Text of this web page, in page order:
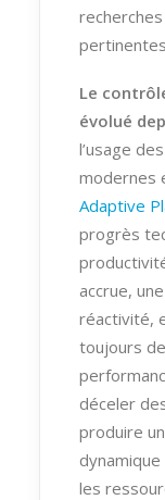
Le
évolué
l’usage
modernes
Adaptive
progrès
accrue,
réactivité,
toujours
déceler
produire
les